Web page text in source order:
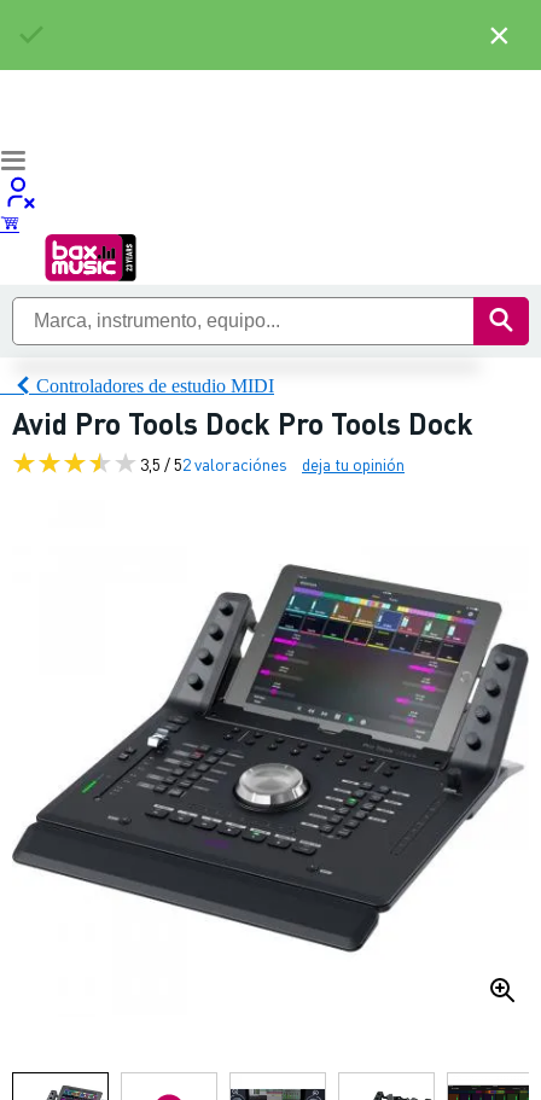
Controladores de estudio MIDI
Avid Pro Tools Dock Pro Tools Dock
3,5 / 52 valoraciónes deja tu opinión
×